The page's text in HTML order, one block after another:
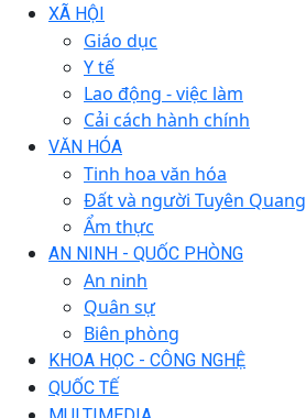
XÃ HỘI
Giáo dục
Y tế
Lao động - việc làm
Cải cách hành chính
VĂN HÓA
Tinh hoa văn hóa
Đất và người Tuyên Quang
Ẩm thực
AN NINH - QUỐC PHÒNG
An ninh
Quân sự
Biên phòng
KHOA HỌC - CÔNG NGHỆ
QUỐC TẾ